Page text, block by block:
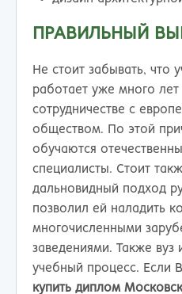
ПРАВИЛЬНЫЙ
Не стоит забывать, что
работает уже много лет
сотрудничестве с
обществом. По этой
обучаются
специалисты. Стоит
дальновидный подход
позволил ей наладить
многочисленными
заведениями. Также вуз
учебный процесс. Если
купить диплом